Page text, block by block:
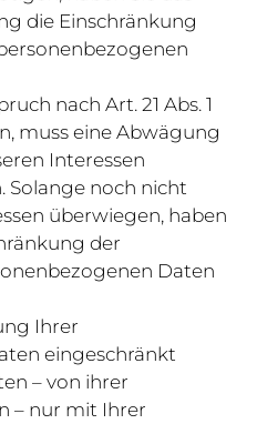
die Einschränkung
nach Art. 21 Abs. 1
muss eine Abwägung
Interessen
noch nicht
überwiegen, haben
der
Daten
Ihrer
eingeschränkt
– von ihrer
– nur mit Ihrer